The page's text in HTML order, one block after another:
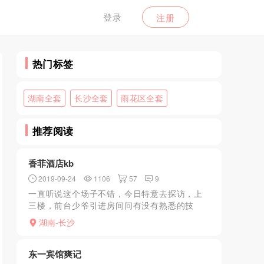
登录 注册
热门标签
湖南全套 长沙全套 雨花区全套
推荐阅读
香菲酒店kb
2019-09-24 1106 57 9
一直听说这个场子不错，今日特意去探访，上
三楼，前台少爷引进房间问有没有熟悉的技
师，直接点68，刚刚好有空，洗澡，
manyou，颜值不说，这里的服务很到位，特别
湖南-长沙
东一宾馆爽记